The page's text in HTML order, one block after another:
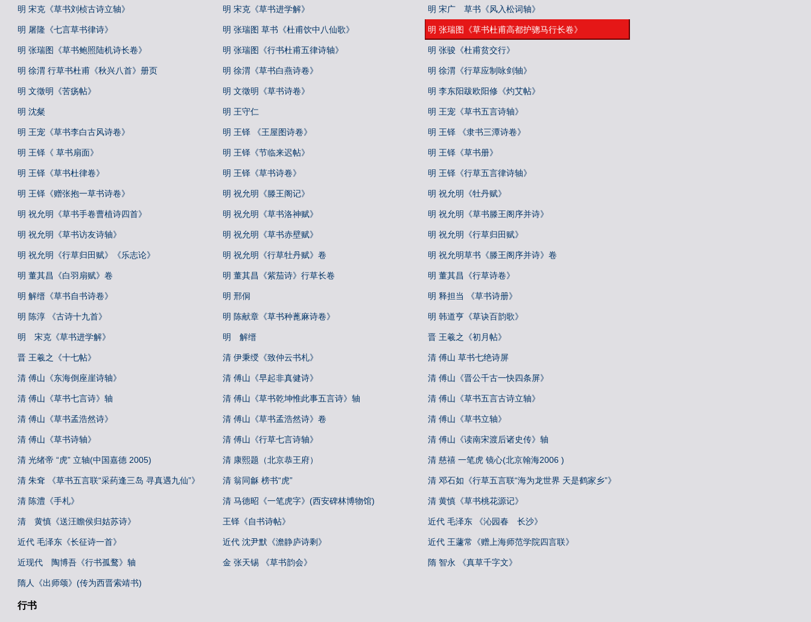
明 宋克《草书刘桢古诗立轴》 明 宋克《草书进学解》 明 宋广 草书《风入松词轴》
明 屠隆《七言草书律诗》 明 张瑞图 草书《杜甫饮中八仙歌》 明 张瑞图《草书杜甫高都护骢马行长卷》
明 张瑞图《草书鲍照陆机诗长卷》 明 张瑞图《行书杜甫五律诗轴》 明 张骏《杜甫贫交行》
明 徐渭 行草书杜甫《秋兴八首》册页 明 徐渭《草书白燕诗卷》 明 徐渭《行草应制咏剑轴》
明 文徵明《苦疡帖》 明 文徵明《草书诗卷》 明 李东阳跋欧阳修《灼艾帖》
明 沈粲 明 王守仁 明 王宠《草书五言诗轴》
明 王宠《草书李白古风诗卷》 明 王铎 《王屋图诗卷》 明 王铎 《隶书三潭诗卷》
明 王铎《 草书扇面》 明 王铎《节临来迟帖》 明 王铎《草书册》
明 王铎《草书杜律卷》 明 王铎《草书诗卷》 明 王铎《行草五言律诗轴》
明 王铎《赠张抱一草书诗卷》 明 祝允明《滕王阁记》 明 祝允明《牡丹赋》
明 祝允明《草书手卷曹植诗四首》 明 祝允明《草书洛神赋》 明 祝允明《草书滕王阁序并诗》
明 祝允明《草书访友诗轴》 明 祝允明《草书赤壁赋》 明 祝允明《行草归田赋》
明 祝允明《行草归田赋》《乐志论》 明 祝允明《行草牡丹赋》卷 明 祝允明草书《滕王阁序并诗》卷
明 董其昌《白羽扇赋》卷 明 董其昌《紫茄诗》行草长卷 明 董其昌《行草诗卷》
明 解缙《草书自书诗卷》 明 邢侗 明 释担当 《草书诗册》
明 陈淳 《古诗十九首》 明 陈献章《草书种蓖麻诗卷》 明 韩道亨《草诀百韵歌》
明 宋克《草书进学解》 明 解缙 晋 王羲之《初月帖》
晋 王羲之《十七帖》 清 伊秉绶《致仲云书札》 清 傅山 草书七绝诗屏
清 傅山《东海倒座崖诗轴》 清 傅山《早起非真健诗》 清 傅山《晋公千古一快四条屏》
清 傅山《草书七言诗》轴 清 傅山《草书乾坤惟此事五言诗》轴 清 傅山《草书五言古诗立轴》
清 傅山《草书孟浩然诗》 清 傅山《草书孟浩然诗》卷 清 傅山《草书立轴》
清 傅山《草书诗轴》 清 傅山《行草七言诗轴》 清 傅山《读南宋渡后诸史传》轴
清 光绪帝 “虎” 立轴(中国嘉德 2005) 清 康熙题（北京恭王府） 清 慈禧 一笔虎 镜心(北京翰海2006 )
清 朱耷 《草书五言联“采药逢三岛 寻真遇九仙”》 清 翁同龢 榜书“虎” 清 邓石如《行草五言联“海为龙世界 天是鹤家乡”》
清 陈澧《手札》 清 马德昭《一笔虎字》(西安碑林博物馆) 清 黄慎《草书桃花源记》
清 黄慎《送汪瞻侯归姑苏诗》 王铎《自书诗帖》 近代 毛泽东 《沁园春 长沙》
近代 毛泽东《长征诗一首》 近代 沈尹默《澹静庐诗剩》 近代 王蘧常《赠上海师范学院四言联》
近现代 陶博吾《行书孤鹜》轴 金 张天锡 《草书韵会》 隋 智永 《真草千字文》
隋人《出师颂》(传为西晋索靖书)
行书